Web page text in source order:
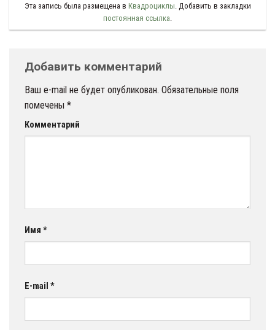
Эта запись была размещена в Квадроциклы . Добавить в закладки
постоянная ссылка
Добавить комментарий
Ваш e-mail не будет опубликован. Обязательные поля
помечены *
Комментарий
Имя *
E-mail *